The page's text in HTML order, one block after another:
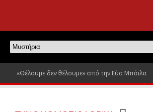
«Θέλουμε δεν θέλουμε» από την Εύα Μπάιλα